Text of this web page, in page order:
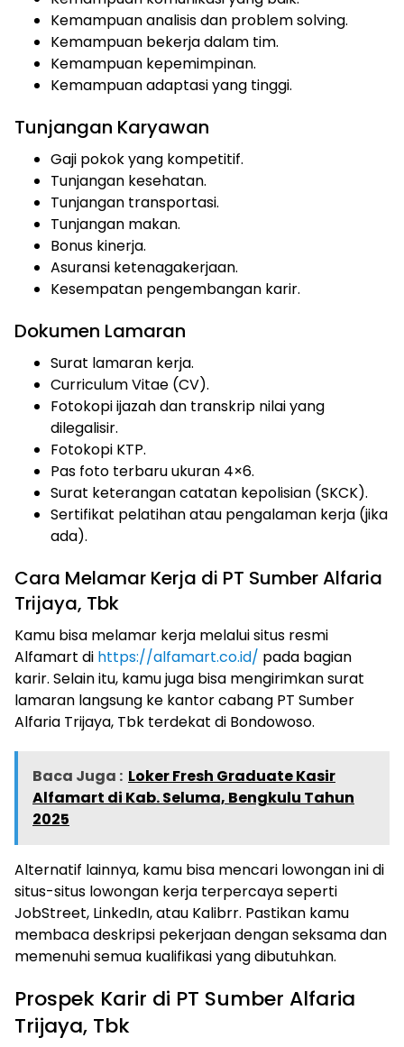
Kemampuan analisis dan problem solving.
Kemampuan bekerja dalam tim.
Kemampuan kepemimpinan.
Kemampuan adaptasi yang tinggi.
Tunjangan Karyawan
Gaji pokok yang kompetitif.
Tunjangan kesehatan.
Tunjangan transportasi.
Tunjangan makan.
Bonus kinerja.
Asuransi ketenagakerjaan.
Kesempatan pengembangan karir.
Dokumen Lamaran
Surat lamaran kerja.
Curriculum Vitae (CV).
Fotokopi ijazah dan transkrip nilai yang
dilegalisir.
Fotokopi KTP.
Pas foto terbaru ukuran 4×6.
Surat keterangan catatan kepolisian (SKCK).
Sertifikat pelatihan atau pengalaman kerja (jika
ada).
Cara Melamar Kerja di PT Sumber Alfaria
Trijaya, Tbk
Kamu bisa melamar kerja melalui situs resmi
Alfamart di https://alfamart.co.id/ pada bagian
karir. Selain itu, kamu juga bisa mengirimkan surat
lamaran langsung ke kantor cabang PT Sumber
Alfaria Trijaya, Tbk terdekat di Bondowoso.
Baca Juga : Loker Fresh Graduate Kasir
Alfamart di Kab. Seluma, Bengkulu Tahun
2025
Alternatif lainnya, kamu bisa mencari lowongan ini di
situs-situs lowongan kerja terpercaya seperti
JobStreet, LinkedIn, atau Kalibrr. Pastikan kamu
membaca deskripsi pekerjaan dengan seksama dan
memenuhi semua kualifikasi yang dibutuhkan.
Prospek Karir di PT Sumber Alfaria
Trijaya, Tbk